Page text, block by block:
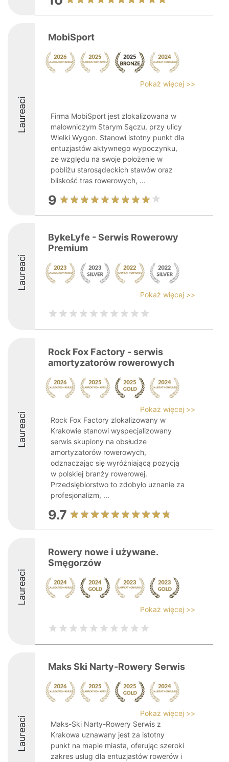
Laureaci
MobiSport
Pokaż więcej >>
Firma MobiSport jest zlokalizowana w
malowniczym Starym Sączu, przy ulicy
Wielki Wygon. Stanowi istotny punkt dla
entuzjastów aktywnego wypoczynku,
ze względu na swoje położenie w
pobliżu starosądeckich stawów oraz
bliskość tras rowerowych, ...
9
Laureaci
BykeLyfe - Serwis Rowerowy
Premium
Pokaż więcej >>
Laureaci
Rock Fox Factory - serwis
amortyzatorów rowerowych
Pokaż więcej >>
Rock Fox Factory zlokalizowany w
Krakowie stanowi wyspecjalizowany
serwis skupiony na obsłudze
amortyzatorów rowerowych,
odznaczając się wyróżniającą pozycją
w polskiej branży rowerowej.
Przedsiębiorstwo to zdobyło uznanie za
profesjonalizm, ...
9.7
Laureaci
Rowery nowe i używane.
Smęgorzów
Pokaż więcej >>
Laureaci
Maks Ski Narty-Rowery Serwis
Pokaż więcej >>
Maks-Ski Narty-Rowery Serwis z
Krakowa uznawany jest za istotny
punkt na mapie miasta, oferując szeroki
zakres usług dla entuzjastów rowerów i